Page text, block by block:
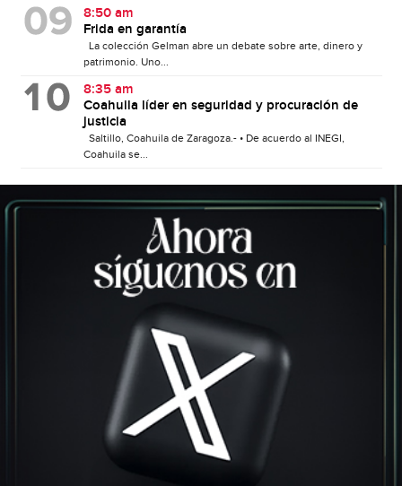
8:50 am
Frida en garantía
La colección Gelman abre un debate sobre arte, dinero y
patrimonio. Uno...
8:35 am
Coahuila líder en seguridad y procuración de
justicia
Saltillo, Coahuila de Zaragoza.- • De acuerdo al INEGI,
Coahuila se...